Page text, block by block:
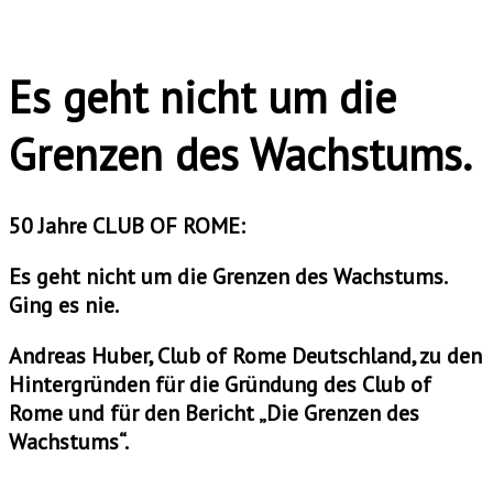
Es geht nicht um die
Grenzen des Wachstums.
50 Jahre CLUB OF ROME:
Es geht nicht um die Grenzen des Wachstums.
Ging es nie.
Andreas Huber, Club of Rome Deutschland, zu den
Hintergründen für die Gründung des Club of
Rome und für den Bericht „Die Grenzen des
Wachstums“.